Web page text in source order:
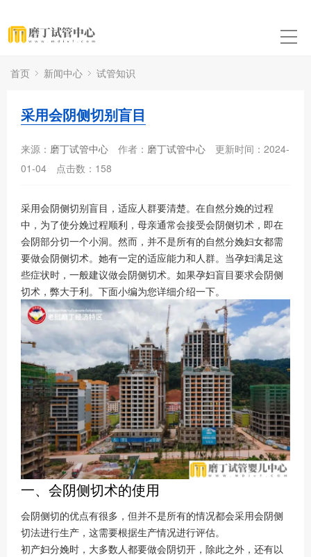
首页 新闻中心 试管知识
采用会阴侧切别盲目
来源： 磨丁试管中心 作者： 磨丁试管中心
更新时间：2024-
01-04
点击数： 158
采用会阴侧切别盲目，适应人群要清楚。在自然分娩的过程
中，为了使分娩过程顺利，母亲通常会接受会阴侧切术，即在
会阴部分切一个小洞。然而，并不是所有的自然分娩妇女都需
要做会阴侧切术。她有一定的适应能力和人群。当孕妇满足这
些症状时，一般建议做会阴侧切术。如果孕妇盲目要求会阴侧
切术，弊大于利。下面小编为您详细介绍一下。
一、会阴侧切术的使用
会阴侧切的优点有很多，但并不是所有的情况都会采用会阴侧
切法进行生产，这需要根据生产情况进行评估。
初产妇分娩时，大多数人都要做会阴切开，除此之外，还有以